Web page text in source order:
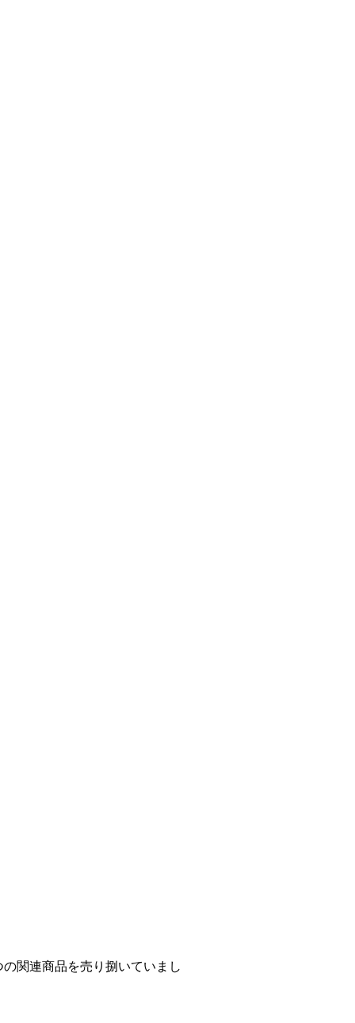
関連商品を売り捌いていまし